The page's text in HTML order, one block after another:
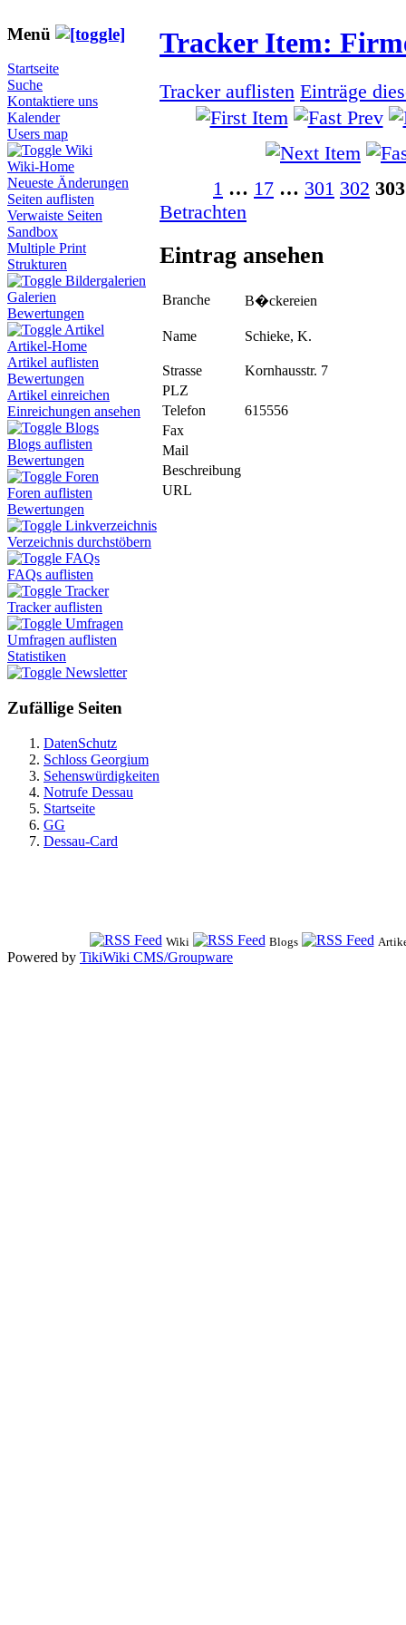
Menü
Startseite
Suche
Kontaktiere uns
Kalender
Users map
Wiki
Wiki-Home
Neueste Änderungen
Seiten auflisten
Verwaiste Seiten
Sandbox
Multiple Print
Strukturen
Bildergalerien
Galerien
Bewertungen
Artikel
Artikel-Home
Artikel auflisten
Bewertungen
Artikel einreichen
Einreichungen ansehen
Blogs
Blogs auflisten
Bewertungen
Foren
Foren auflisten
Bewertungen
Linkverzeichnis
Verzeichnis durchstöbern
FAQs
FAQs auflisten
Tracker
Tracker auflisten
Umfragen
Umfragen auflisten
Statistiken
Newsletter
Zufällige Seiten
DatenSchutz
Schloss Georgium
Sehenswürdigkeiten
Notrufe Dessau
Startseite
GG
Dessau-Card
Tracker Item:
Tracker auflisten Einträge
1 … 17 … 301 302 303
Betrachten
Eintrag ansehen
Branche B�ckereien
Name Schieke, K.
Strasse
Kornhausstr. 7
PLZ
Telefon
615556
Fax
Mail
Beschreibung
URL
Wiki Blogs
Powered by TikiWiki CMS/Groupware